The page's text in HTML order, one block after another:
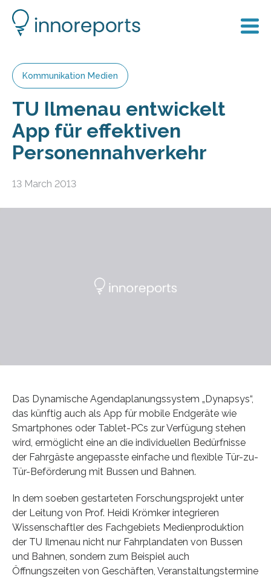
Kommunikation Medien
TU Ilmenau entwickelt
App für effektiven
Personennahverkehr
13 March 2013
Das Dynamische Agendaplanungssystem „Dynapsys“,
das künftig auch als App für mobile Endgeräte wie
Smartphones oder Tablet-PCs zur Verfügung stehen
wird, ermöglicht eine an die individuellen Bedürfnisse
der Fahrgäste angepasste einfache und flexible Tür-zu-
Tür-Beförderung mit Bussen und Bahnen.
In dem soeben gestarteten Forschungsprojekt unter
der Leitung von Prof. Heidi Krömker integrieren
Wissenschaftler des Fachgebiets Medienproduktion
der TU Ilmenau nicht nur Fahrplandaten von Bussen
und Bahnen, sondern zum Beispiel auch
Öffnungszeiten von Geschäften, Veranstaltungstermine